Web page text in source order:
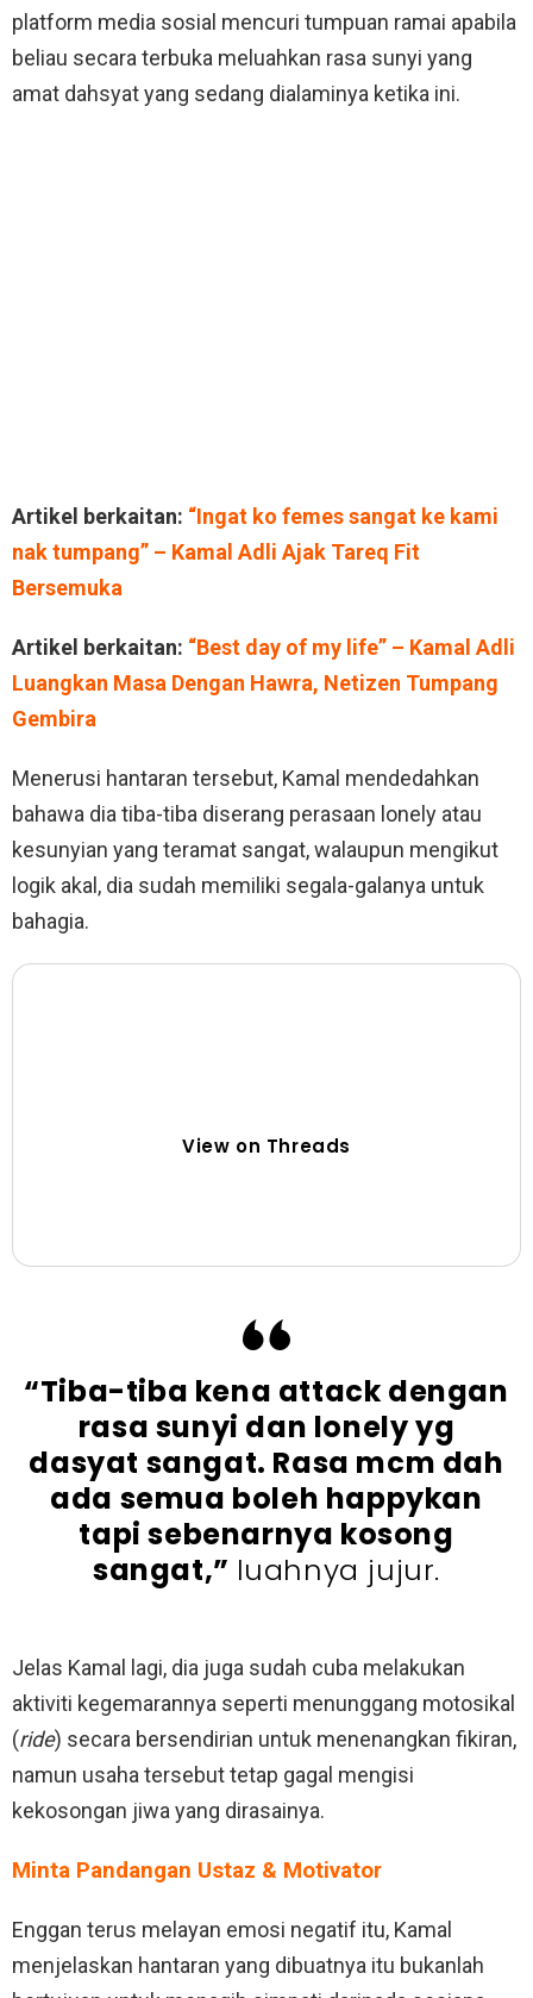
platform media sosial mencuri tumpuan ramai apabila
beliau secara terbuka meluahkan rasa sunyi yang
amat dahsyat yang sedang dialaminya ketika ini.
Artikel berkaitan: “Ingat ko femes sangat ke kami
nak tumpang” – Kamal Adli Ajak Tareq Fit
Bersemuka
Artikel berkaitan: “Best day of my life” – Kamal Adli
Luangkan Masa Dengan Hawra, Netizen Tumpang
Gembira
Menerusi hantaran tersebut, Kamal mendedahkan
bahawa dia tiba-tiba diserang perasaan lonely atau
kesunyian yang teramat sangat, walaupun mengikut
logik akal, dia sudah memiliki segala-galanya untuk
bahagia.
View on Threads
“Tiba-tiba kena attack dengan
rasa sunyi dan lonely yg
dasyat sangat. Rasa mcm dah
ada semua boleh happykan
tapi sebenarnya kosong
sangat,” luahnya jujur.
Jelas Kamal lagi, dia juga sudah cuba melakukan
aktiviti kegemarannya seperti menunggang motosikal
(ride) secara bersendirian untuk menenangkan fikiran,
namun usaha tersebut tetap gagal mengisi
kekosongan jiwa yang dirasainya.
Minta Pandangan Ustaz & Motivator
Enggan terus melayan emosi negatif itu, Kamal
menjelaskan hantaran yang dibuatnya itu bukanlah